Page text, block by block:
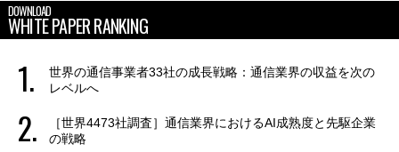
DOWNLOAD
WHITE PAPER RANKING
世界の通信事業者33社の成長戦略：通信業界の収益を次の
レベルへ
［世界4473社調査］通信業界におけるAI成熟度と先駆企業
の戦略